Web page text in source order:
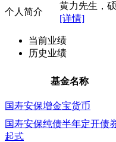
个人简介
黄力先生，
[详情]
当前业绩
历史业绩
基金名称
国寿安保增金宝货币
国寿安保纯债半年定开债
起式